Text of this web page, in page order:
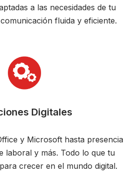
a las necesidades de tu
fluida y eficiente.
Digitales
y Microsoft hasta presencia
laboral y más. Todo lo que tu
crecer en el mundo digital.